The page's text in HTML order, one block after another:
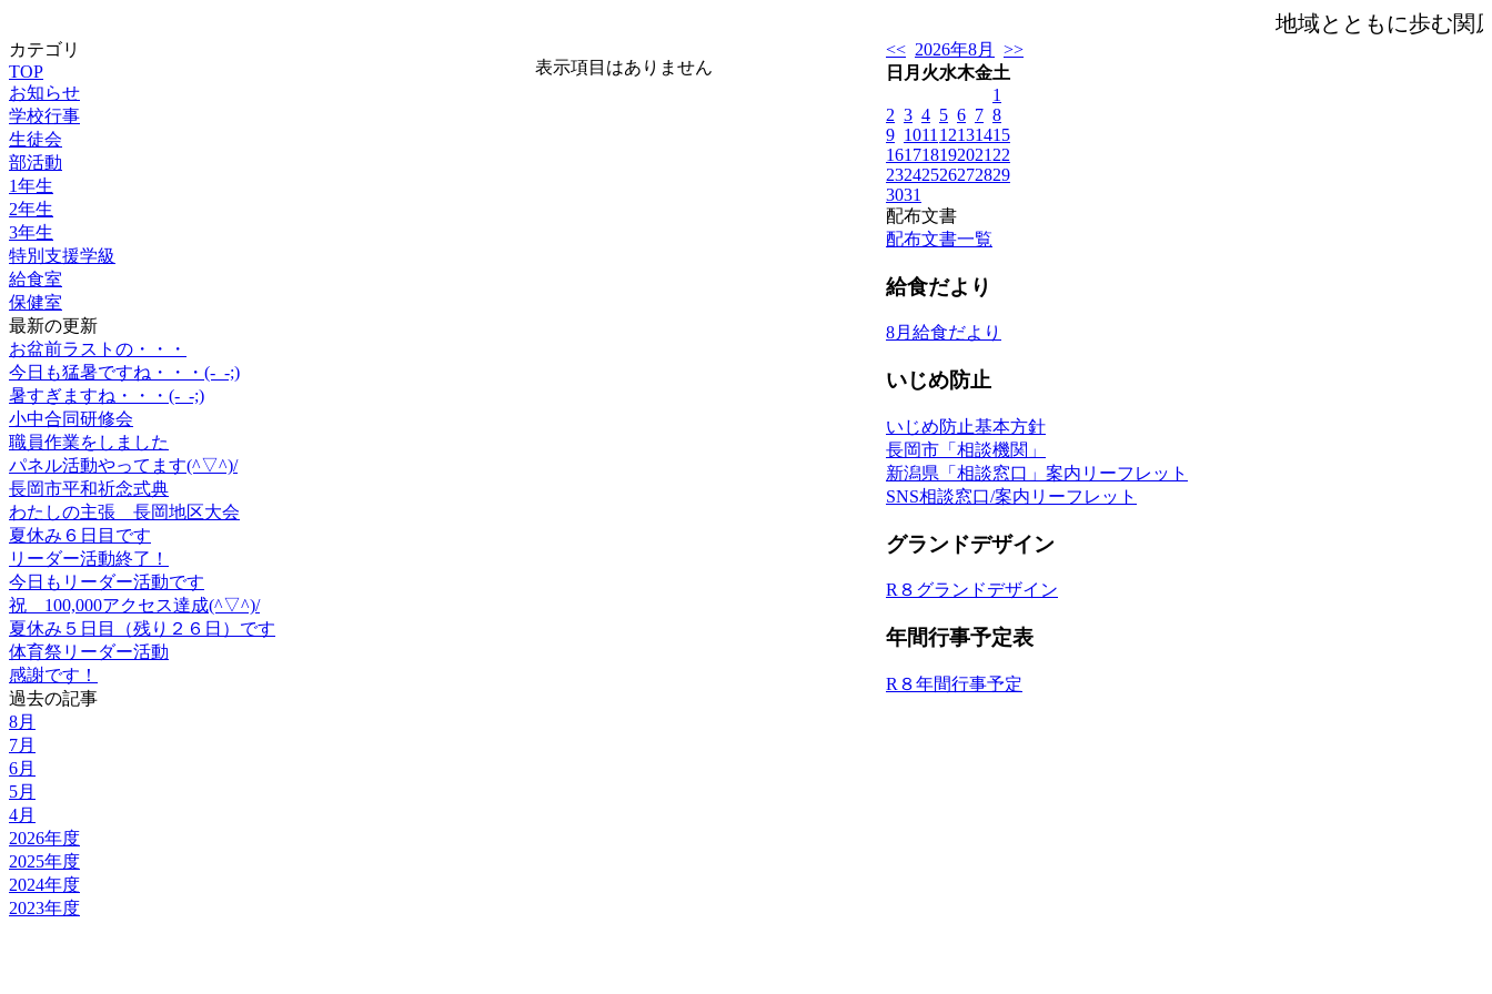
地域とともに歩む関
カテゴリ
TOP
お知らせ
学校行事
生徒会
部活動
1年生
2年生
3年生
特別支援学級
給食室
保健室
最新の更新
お盆前ラストの・・・
今日も猛暑ですね・・・(-_-;)
暑すぎますね・・・(-_-;)
小中合同研修会
職員作業をしました
パネル活動やってます(^▽^)/
長岡市平和祈念式典
わたしの主張 長岡地区大会
夏休み６日目です
リーダー活動終了！
今日もリーダー活動です
祝 100,000アクセス達成(^▽^)/
夏休み５日目（残り２６日）です
体育祭リーダー活動
感謝です！
過去の記事
8月
7月
6月
5月
4月
2026年度
2025年度
2024年度
2023年度
表示項目はありません
<< 2026年8月
>>
日 月 火水木金土
1
2 3 4 5 6 7 8
9 1011 12131415
161718192021 22
23242526272829
3031
配布文書
配布文書一覧
給食だより
8月給食だより
いじめ防止
いじめ防止基本方針
長岡市「相談機関」
新潟県「相談窓口」案内リーフレット
SNS相談窓口/案内リーフレット
グランドデザイン
R８グランドデザイン
年間行事予定表
R８年間行事予定